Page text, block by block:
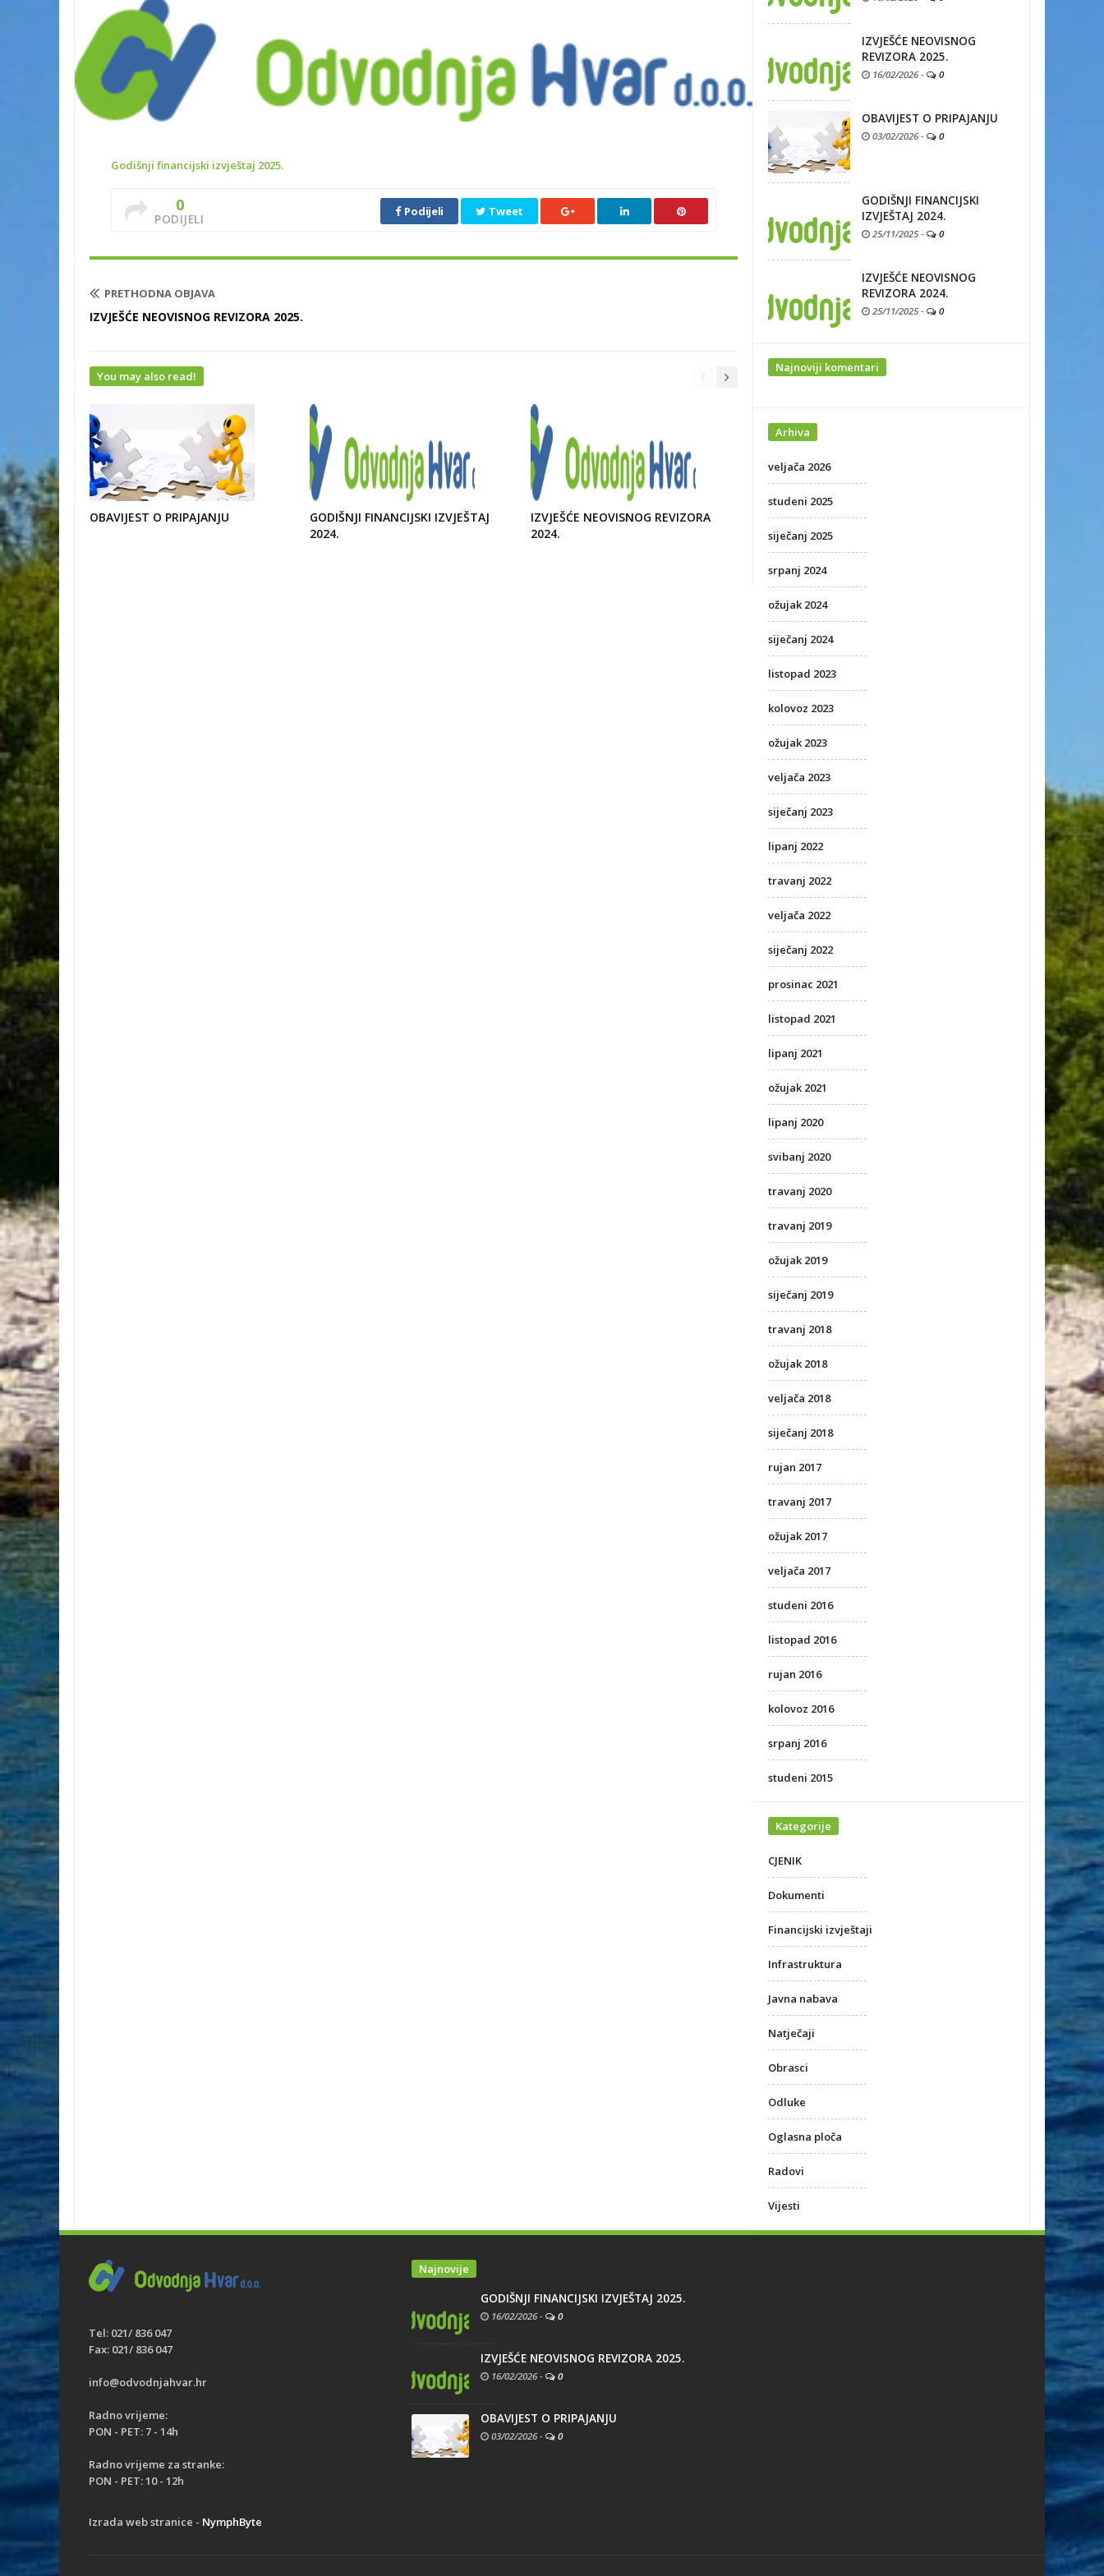
Godišnji financijski izvještaj 2025.
0
PODIJELI
Podijeli Tweet
PRETHODNA OBJAVA
IZVJEŠĆE NEOVISNOG REVIZORA 2025.
You may also read!
OBAVIJEST O PRIPAJANJU
GODIŠNJI FINANCIJSKI IZVJEŠTAJ
2024.
IZVJEŠĆE NEOVISNOG REVIZORA
2024.
IZVJEŠĆE NEOVISNOG
REVIZORA 2025.
16/02/2026- 0
OBAVIJEST O PRIPAJANJU
03/02/2026- 0
GODIŠNJI FINANCIJSKI
IZVJEŠTAJ 2024.
25/11/2025 - 0
IZVJEŠĆE NEOVISNOG
REVIZORA 2024.
25/11/2025 - 0
Najnoviji komentari
Arhiva
veljača 2026
studeni 2025
siječanj 2025
srpanj 2024
ožujak 2024
siječanj 2024
listopad 2023
kolovoz 2023
ožujak 2023
veljača 2023
siječanj 2023
lipanj 2022
travanj 2022
veljača 2022
siječanj 2022
prosinac 2021
listopad 2021
lipanj 2021
ožujak 2021
lipanj 2020
svibanj 2020
travanj 2020
travanj 2019
ožujak 2019
siječanj 2019
travanj 2018
ožujak 2018
veljača 2018
siječanj 2018
rujan 2017
travanj 2017
ožujak 2017
veljača 2017
studeni 2016
listopad 2016
rujan 2016
kolovoz 2016
srpanj 2016
studeni 2015
Kategorije
CJENIK
Dokumenti
Financijski izvještaji
Infrastruktura
Javna nabava
Natječaji
Obrasci
Odluke
Oglasna ploča
Radovi
Vijesti
Tel: 021/ 836 047
Fax: 021/ 836 047
info@odvodnjahvar.hr
Radno vrijeme:
PON - PET: 7 - 14h
Radno vrijeme za stranke:
PON - PET: 10 - 12h
Izrada web stranice - NymphByte
Najnovije
GODIŠNJI FINANCIJSKI IZVJEŠTAJ 2025.
16/02/2026- 0
IZVJEŠĆE NEOVISNOG REVIZORA 2025.
16/02/2026- 0
OBAVIJEST O PRIPAJANJU
03/02/2026- 0